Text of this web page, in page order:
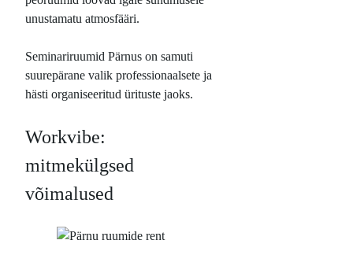
unustamatu atmosfääri.
Seminariruumid Pärnus on samuti
suurepärane valik professionaalsete ja
hästi organiseeritud ürituste jaoks.
Workvibe:
mitmekülgsed
võimalused